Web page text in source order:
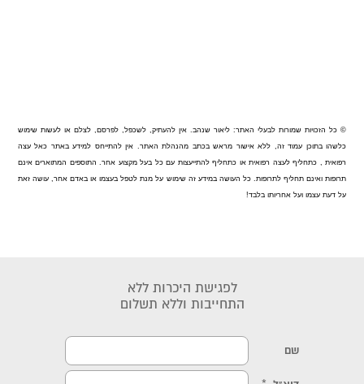
© כל הזכויות שמורות לבעלי האתר: ליאור שנהב. אין להעתיק, לשכפל, לפרסם, לצלם או לעשות שימוש
כלשהו בתוכן עמוד זה, ללא אישור מראש בכתב מהנהלת האתר. אין להתייחס למידע באתר כאל עצה
רפואית , כתחליף לעצה רפואית או כתחליף להתייעצות עם כל בעל מקצוע אחר. התוספים המתוארים אינם
תרופות ואינם תחליף לתרופות. כל העושה במידע זה שימוש על מנת לטפל בעצמו או באדם אחר, עושה זאת
על דעת עצמו ועל אחריותו בלבד!
לפגישת היכרות ללא
התחייבות וללא תשלום